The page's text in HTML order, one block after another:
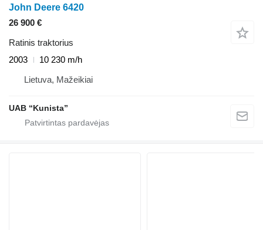
John Deere 6420
26 900 €
Ratinis traktorius
2003
10 230 m/h
Lietuva, Mažeikiai
UAB “Kunista”